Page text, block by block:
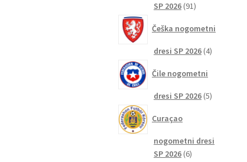
SP 2026 9191
Češka nogometni
dresi SP 2026 44
Čile nogometni
dresi SP 2026 55
Curaçao
nogometni dresi
SP 2026 66